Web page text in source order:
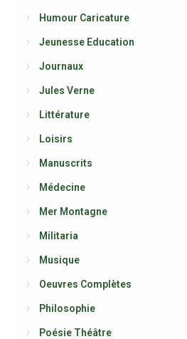
Humour Caricature
Jeunesse Education
Journaux
Jules Verne
Littérature
Loisirs
Manuscrits
Médecine
Mer Montagne
Militaria
Musique
Oeuvres Complètes
Philosophie
Poésie Théâtre